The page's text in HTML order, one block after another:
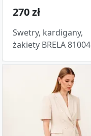
270 zł
Swetry, kardigany,
żakiety BRELA 81004